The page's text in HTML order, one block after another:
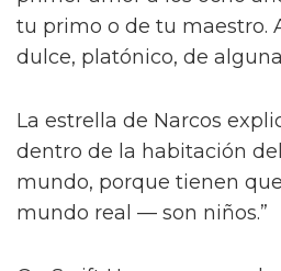
tu primo o de tu maestro.
dulce, platónico, de
La estrella de Narcos
dentro de la habitación
mundo, porque tienen
mundo real — son niños.”